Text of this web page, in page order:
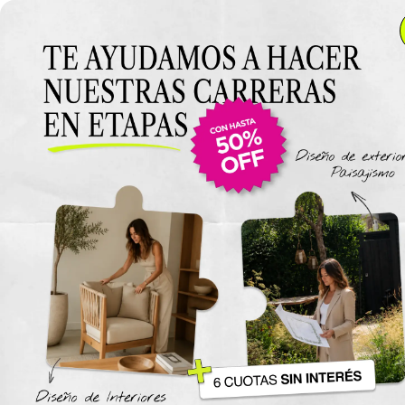
Anterior Clase
Clase 5: Manejo de
herramientas básicas